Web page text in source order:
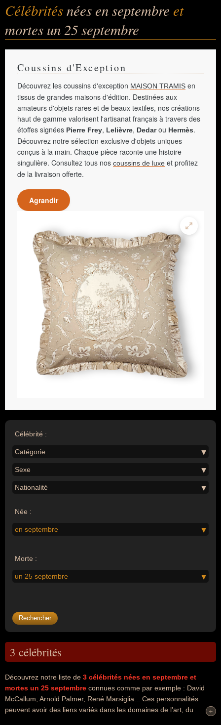
Célébritésnées en septembre et
mortes un 25 septembre
Coussins d'Exception
Découvrez les coussins d'exception MAISON TRAMIS en
tissus de grandes maisons d'édition. Destinées aux
amateurs d'objets rares et de beaux textiles, nos créations
haut de gamme valorisent l'artisanat français à travers des
étoffes signées Pierre Frey, Lelièvre, Dedarou Hermès.
Découvrez notre sélection exclusive d'objets uniques
conçus à la main. Chaque pièce raconte une histoire
singulière. Consultez tous nos coussins de luxe et profitez
de la livraison offerte.
Agrandir
Célébrité :
Catégorie
Sexe
Nationalité
Née :
en septembre
Morte :
un 25 septembre
3 célébrités
Découvrez notre liste de 3 célébrités nées en septembre et
mortes un 25 septembre connues comme par exemple : David
McCallum, Arnold Palmer, René Marsiglia... Ces personnalités
peuvent avoir des liens variés dans les domaines de l'art, du
+
+